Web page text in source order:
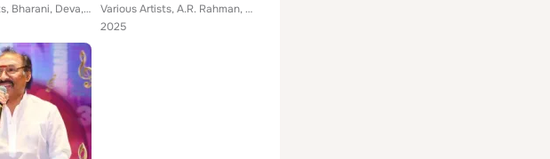
Various Artists, Bharani, Deva, Devi Sri Prasad, Sirpy, Ponniyin Selvan, Vijay, Anuradha Sriram, Kalidasan, Vadivelu, Piraisooda...
Various Artists, A.R. Rahman, Srikanth Deva, Vidyasagar, Mani Sharma, Sabesh, Harris Jayaraj, Adithyan, Yuvan Shankar Raja, Pira...
2025